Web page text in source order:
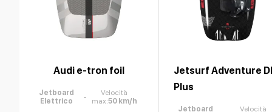
Audi e-tron foil
Jetboard
Elettrico
Velocità
max:50 km/h
Jetsurf Adventure
Plus
Jetboard
Velocità